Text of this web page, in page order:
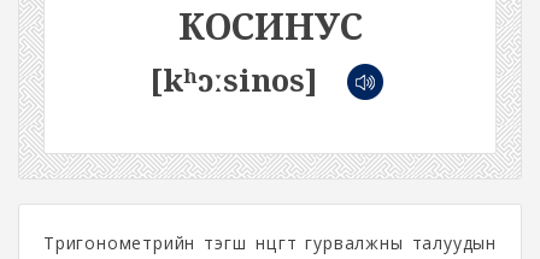
КОСИНУС
[kʰɔːsinos]
Тригонометрийн тэгш өнцөгт гурвалжны талуудын